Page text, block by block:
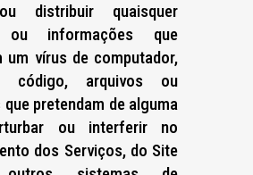
distribuir quaisquer
ou informações que
um vírus de computador,
código, arquivos ou
pretendam de alguma
ou interferir no
dos Serviços, do Site